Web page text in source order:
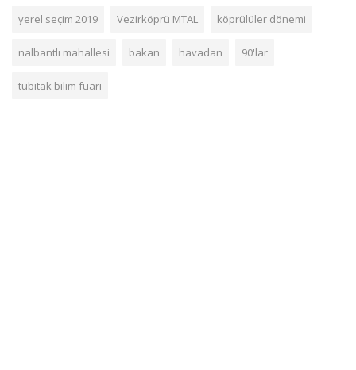
yerel seçim 2019 Vezirköprü MTAL köprülüler dönemi
nalbantlı mahallesi bakan havadan 90'lar
tübitak bilim fuarı